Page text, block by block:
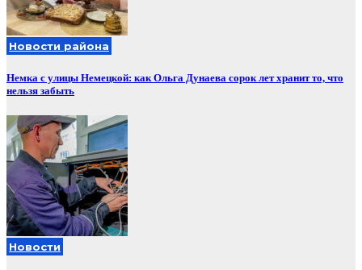
Новости района
Немка с улицы Немецкой: как Ольга Дунаева сорок лет хранит то, что
нельзя забыть
Новости